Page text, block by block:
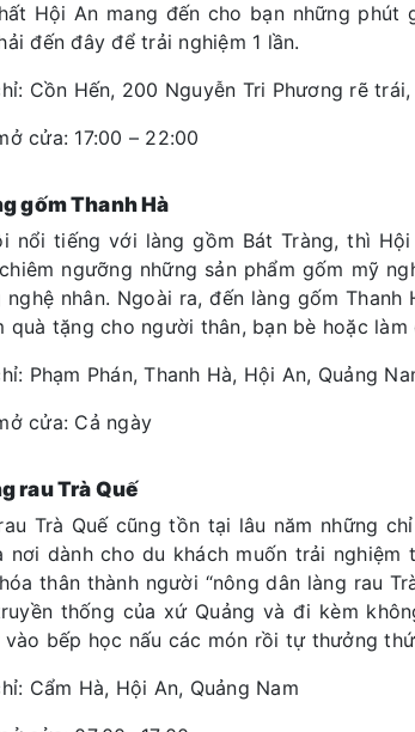
Hội An mang đến cho bạn những
đến đây để trải nghiệm 1 lần.
Cồn Hến, 200 Nguyễn Tri Phương rẽ trái,
cửa: 17:00 – 22:00
gốm Thanh Hà
nổi tiếng với làng gồm Bát Tràng, thì
ngưỡng những sản phẩm gốm mỹ
nghệ nhân. Ngoài ra, đến làng gốm
quà tặng cho người thân, bạn bè hoặc làm
Phạm Phán, Thanh Hà, Hội An, Quảng
cửa: Cả ngày
rau Trà Quế
Trà Quế cũng tồn tại lâu năm những
nơi dành cho du khách muốn trải
thân thành người “nông dân làng rau
thống của xứ Quảng và đi kèm
bếp học nấu các món rồi tự thưởng
Cẩm Hà, Hội An, Quảng Nam